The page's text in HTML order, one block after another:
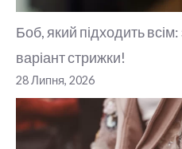
Боб, який підходить
варіант стрижки!
28 Липня, 2026